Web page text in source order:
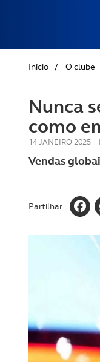
GOLFE
Início / O clube
Nunca
como
14 JANEIRO 2025 |
Vendas
Partilhar